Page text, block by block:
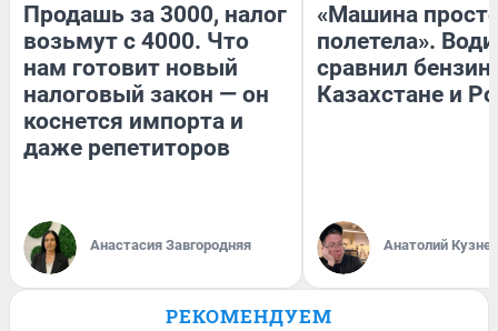
Продашь за 3000, налог
возьмут с 4000. Что
нам готовит новый
налоговый закон — он
коснется импорта и
даже репетиторов
Анастасия Завгородняя
«Машина
полетела».
сравнил бензин
Казахстане и
Анатолий
РЕКОМЕНДУЕМ